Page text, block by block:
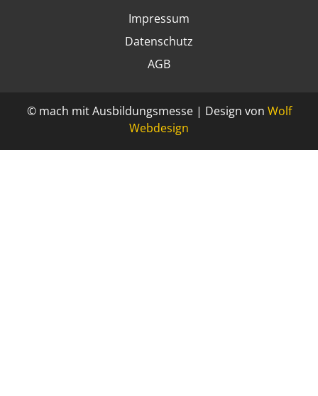
Impressum
Datenschutz
AGB
© mach mit Ausbildungsmesse | Design von Wolf
Webdesign